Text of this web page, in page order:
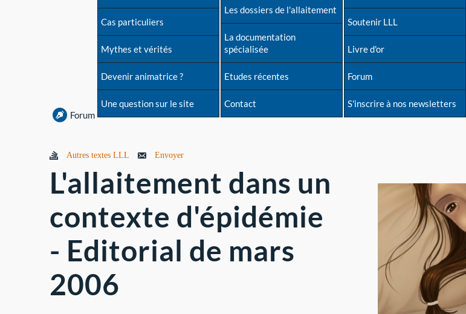
Forum
Cas particuliers
Mythes et vérités
Devenir animatrice ?
Une question sur le site
Les dossiers de l'allaitement
La documentation
spécialisée
Etudes récentes
Contact
Soutenir LLL
Livre d'or
Forum
S'inscrire à nos newsletters
Autres textes LLL Envoyer
L'allaitement dans un
contexte d'épidémie
- Editorial de mars
2006